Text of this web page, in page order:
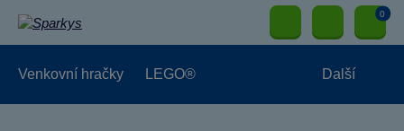
0
Venkovní hračky LEGO® Další